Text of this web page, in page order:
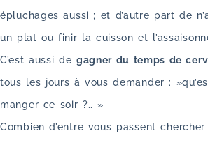
épluchages aussi ; et d’autre part de
un plat ou finir la cuisson et
C’est aussi de gagner du temps de
tous les jours à vous demander :
manger ce soir ?.. »
Combien d’entre vous passent